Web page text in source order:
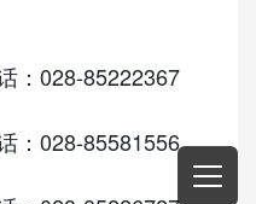
：028-85222367
：028-85581556